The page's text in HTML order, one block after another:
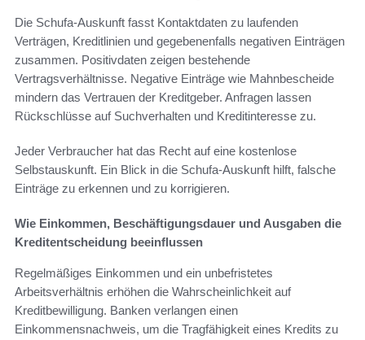
Die Schufa-Auskunft fasst Kontaktdaten zu laufenden
Verträgen, Kreditlinien und gegebenenfalls negativen Einträgen
zusammen. Positivdaten zeigen bestehende
Vertragsverhältnisse. Negative Einträge wie Mahnbescheide
mindern das Vertrauen der Kreditgeber. Anfragen lassen
Rückschlüsse auf Suchverhalten und Kreditinteresse zu.
Jeder Verbraucher hat das Recht auf eine kostenlose
Selbstauskunft. Ein Blick in die Schufa-Auskunft hilft, falsche
Einträge zu erkennen und zu korrigieren.
Wie Einkommen, Beschäftigungsdauer und Ausgaben die
Kreditentscheidung beeinflussen
Regelmäßiges Einkommen und ein unbefristetes
Arbeitsverhältnis erhöhen die Wahrscheinlichkeit auf
Kreditbewilligung. Banken verlangen einen
Einkommensnachweis, um die Tragfähigkeit eines Kredits zu